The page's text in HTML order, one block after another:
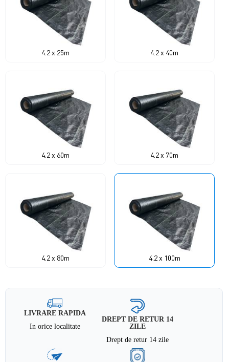
4.2 x 25m 4.2 x 40m
4.2 x 60m 4.2 x 70m
4.2 x 80m 4.2 x 100m
LIVRARE RAPIDA
In orice localitate
DREPT DE RETUR 14
ZILE
Drept de retur 14 zile